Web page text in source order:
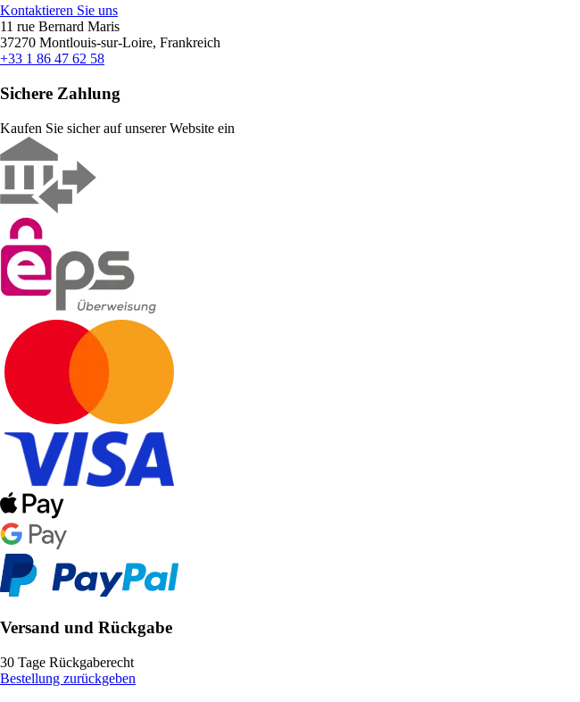
Kontaktieren Sie uns
11 rue Bernard Maris
37270 Montlouis-sur-Loire, Frankreich
+33 1 86 47 62 58
Sichere Zahlung
Kaufen Sie sicher auf unserer Website ein
Versand und Rückgabe
30 Tage Rückgaberecht
Bestellung zurückgeben